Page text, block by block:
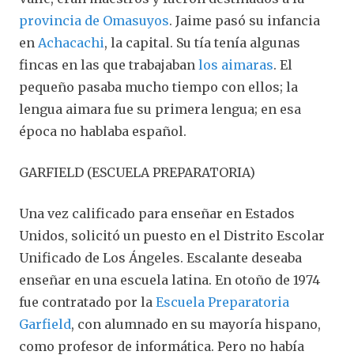
provincia de Omasuyos. Jaime pasó su infancia
en Achacachi, la capital. Su tía tenía algunas
fincas en las que trabajaban los aimaras. El
pequeño pasaba mucho tiempo con ellos; la
lengua aimara fue su primera lengua; en esa
época no hablaba español.
GARFIELD (ESCUELA PREPARATORIA)
Una vez calificado para enseñar en Estados
Unidos, solicitó un puesto en el Distrito Escolar
Unificado de Los Ángeles. Escalante deseaba
enseñar en una escuela latina. En otoño de 1974
fue contratado por la Escuela Preparatoria
Garfield, con alumnado en su mayoría hispano,
como profesor de informática. Pero no había